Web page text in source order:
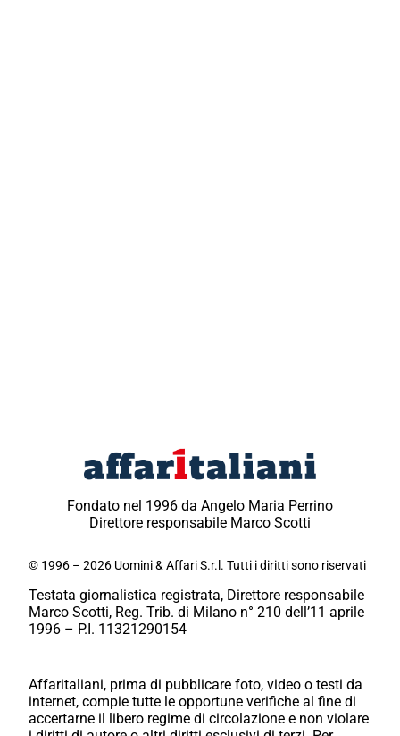
Fondato nel 1996 da Angelo Maria Perrino
Direttore responsabile Marco Scotti
© 1996 – 2026 Uomini & Affari S.r.l. Tutti i diritti sono riservati
Testata giornalistica registrata, Direttore responsabile
Marco Scotti, Reg. Trib. di Milano n° 210 dell’11 aprile
1996 – P.I. 11321290154
Affaritaliani, prima di pubblicare foto, video o testi da
internet, compie tutte le opportune verifiche al fine di
accertarne il libero regime di circolazione e non violare